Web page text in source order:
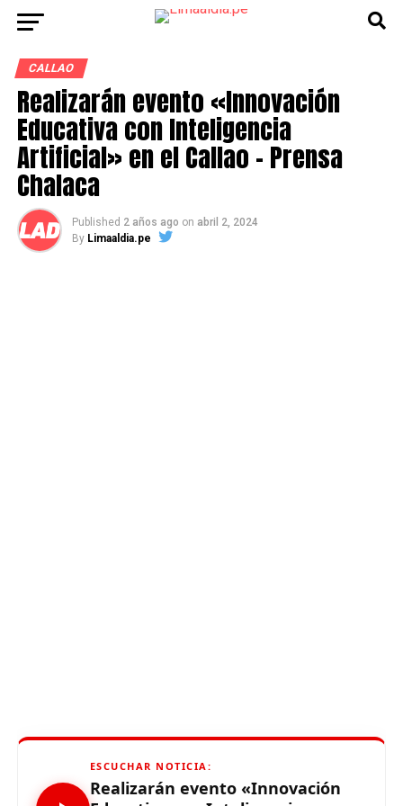
CALLAO
Realizarán evento «Innovación
Educativa con Inteligencia
Artificial» en el Callao – Prensa
Chalaca
Published 2 años ago on abril 2, 2024
By Limaaldia.pe
ESCUCHAR NOTICIA:
Realizarán evento «Innovación